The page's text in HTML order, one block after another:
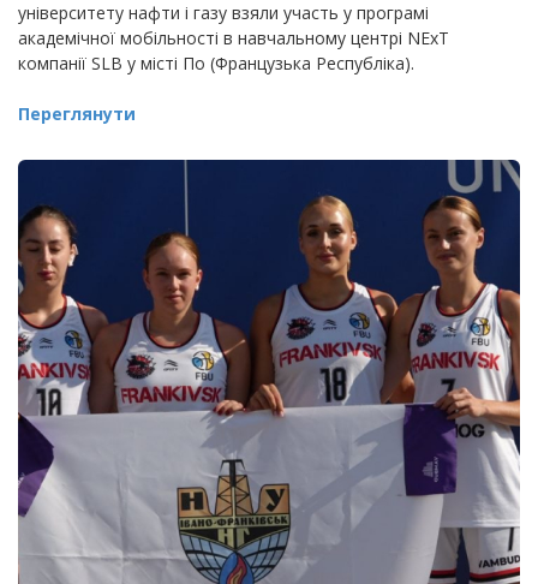
університету нафти і газу взяли участь у програмі
академічної мобільності в навчальному центрі NExT
компанії SLB у місті По (Французька Республіка).
Переглянути